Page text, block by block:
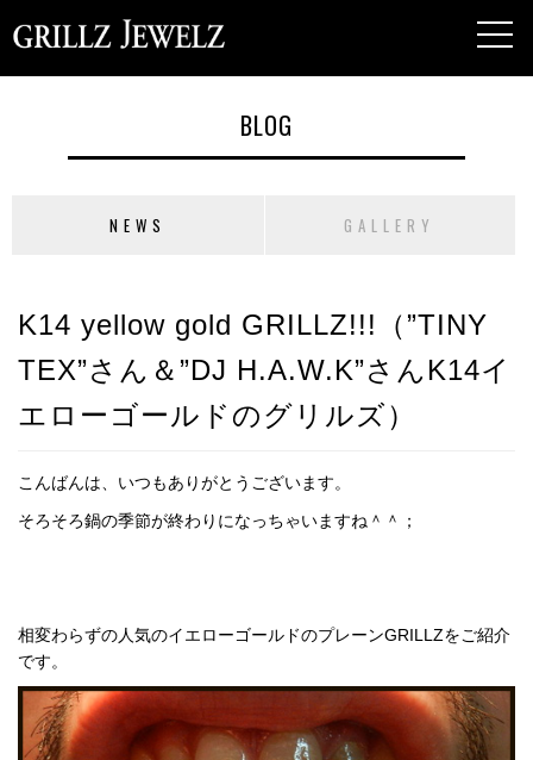
BLOG
NEWS GALLERY
K14 yellow gold GRILLZ!!!（”TINY
TEX”さん＆”DJ H.A.W.K”さんK14イ
エローゴールドのグリルズ）
こんばんは、いつもありがとうございます。
そろそろ鍋の季節が終わりになっちゃいますね＾＾；
相変わらずの人気のイエローゴールドのプレーンGRILLZをご紹介
です。